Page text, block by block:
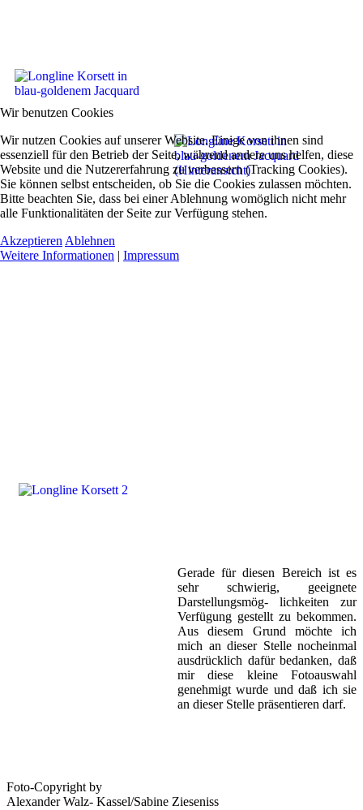
Gerade für diesen Bereich ist es
sehr schwierig, geeignete
Darstellungsmög- lichkeiten zur
Verfügung gestellt zu bekommen.
Aus diesem Grund möchte ich
mich an dieser Stelle nocheinmal
ausdrücklich dafür bedanken, daß
mir diese kleine Fotoauswahl
genehmigt wurde und daß ich sie
an dieser Stelle präsentieren darf.
Foto-Copyright by
Alexander Walz- Kassel/Sabine Zieseniss
Wir benutzen Cookies
Wir nutzen Cookies auf unserer Website. Einige von ihnen sind
essenziell für den Betrieb der Seite, während andere uns helfen, diese
Website und die Nutzererfahrung zu verbessern (Tracking Cookies).
Sie können selbst entscheiden, ob Sie die Cookies zulassen möchten.
Bitte beachten Sie, dass bei einer Ablehnung womöglich nicht mehr
alle Funktionalitäten der Seite zur Verfügung stehen.
Akzeptieren Ablehnen
Weitere Informationen | Impressum